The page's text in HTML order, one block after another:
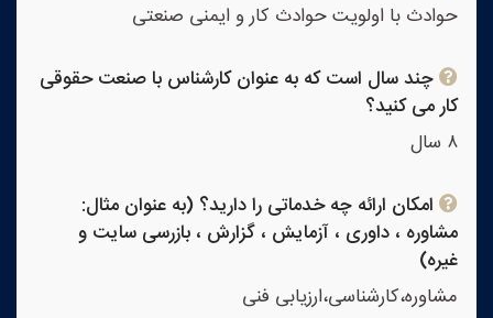
حوادث با اولویت حوادث کار و ایمنی صنعتی
چند سال است که به عنوان کارشناس با صنعت حقوقی
کار می کنید؟
۸ سال
امکان ارائه چه خدماتی را دارید؟ (به عنوان مثال:
مشاوره ، داوری ، آزمایش ، گزارش ، بازرسی سایت و
غیره)
مشاوره،کارشناسی،ارزیابی فنی